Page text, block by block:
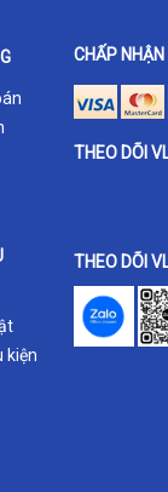
kiện
CHẤP
THEO DÕI
THEO DÕI